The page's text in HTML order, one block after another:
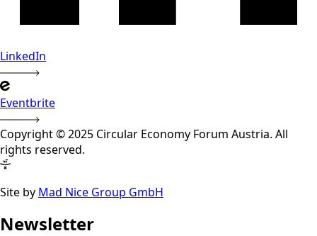
LinkedIn
Eventbrite
Copyright © 2025 Circular Economy Forum Austria. All
rights reserved.
Site by Mad Nice Group GmbH
Newsletter